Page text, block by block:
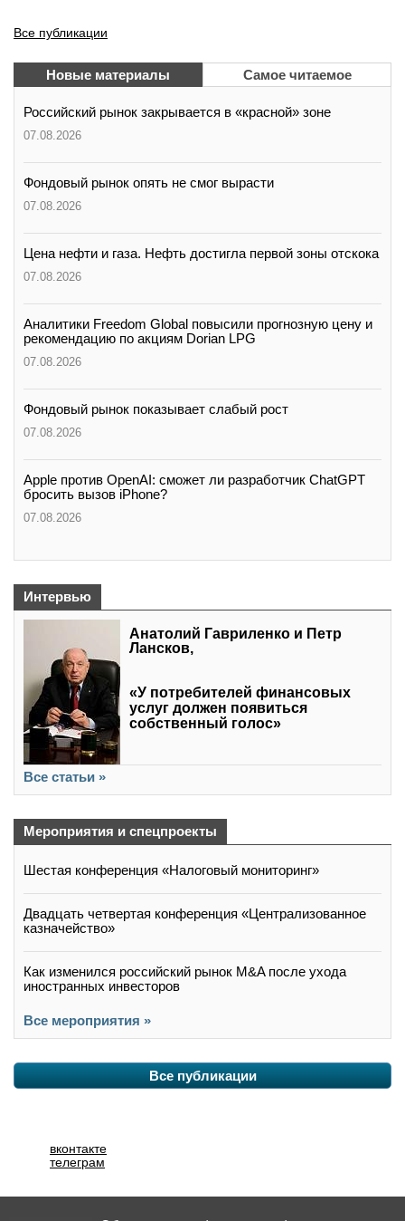
Все публикации
Новые материалы Самое читаемое
Российский рынок закрывается в «красной» зоне
07.08.2026
Фондовый рынок опять не смог вырасти
07.08.2026
Цена нефти и газа. Нефть достигла первой зоны отскока
07.08.2026
Аналитики Freedom Global повысили прогнозную цену и
рекомендацию по акциям Dorian LPG
07.08.2026
Фондовый рынок показывает слабый рост
07.08.2026
Apple против OpenAI: сможет ли разработчик ChatGPT
бросить вызов iPhone?
07.08.2026
Интервью
Анатолий Гавриленко и Петр
Лансков,
«У потребителей финансовых
услуг должен появиться
собственный голос»
Все статьи »
Мероприятия и спецпроекты
Шестая конференция «Налоговый мониторинг»
Двадцать четвертая конференция «Централизованное
казначейство»
Как изменился российский рынок M&A после ухода
иностранных инвесторов
Все мероприятия »
Все публикации
вконтакте
телеграм